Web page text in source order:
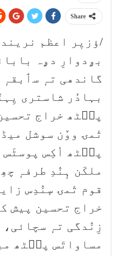
Share
/ؤزیٖر اعظم
بۄدوارِ دۄہ
گاندھی تہٕ سٲبقہٕ
بہادُر شاستری
پٮ۪ٹھ خراج
تٔمۍ ووٚن سوشل
پٮ۪ٹھ أکِس پوسٹَس
ملکَن ہٕنٛدِ طرفہٕ
قوم تٔمۍ سٕنٛدِس
خراج تحسین پیش
زِنٛدگی تہٕ سچائی،
مساواتَس پٮ۪ٹھ